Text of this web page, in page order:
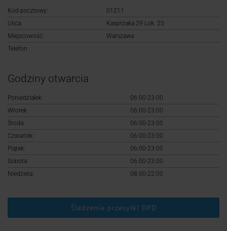
Logowanie
Kod pocztowy:
01211
Ulica:
Kasprzaka 29 Lok. 25
Miejscowość:
Warszawa
Telefon:
Godziny otwarcia
Poniedziałek:
06:00-23:00
Wtorek:
06:00-23:00
Środa:
06:00-23:00
Czwartek:
06:00-23:00
Piątek:
06:00-23:00
Sobota:
06:00-23:00
Niedziela:
08:00-22:00
Śledzenie przesyłki DPD